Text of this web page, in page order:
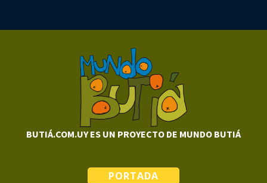
BUTIÁ.COM.UY ES UN PROYECTO DE MUNDO BUTIÁ
PORTADA